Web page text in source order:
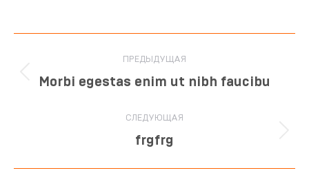
ПРЕДЫДУЩАЯ
Morbi egestas enim ut nibh faucibu
СЛЕДУЮЩАЯ
frgfrg